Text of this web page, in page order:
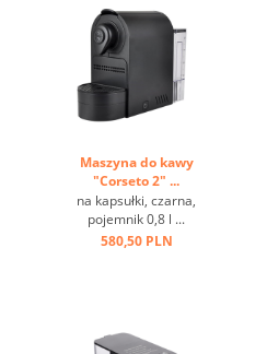
Maszyna do kawy
"Corseto 2" ...
na kapsułki, czarna,
pojemnik 0,8 l ...
580,50 PLN